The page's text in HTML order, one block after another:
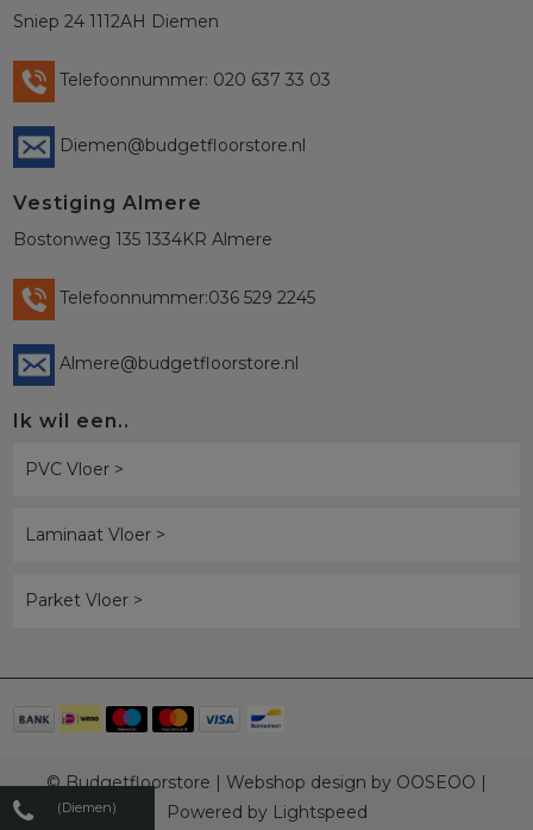
(Diemen)
Sniep 24 1112AH Diemen
Telefoonnummer: 020 637 33 03
Diemen@budgetfloorstore.nl
Vestiging Almere
Bostonweg 135 1334KR Almere
Telefoonnummer:036 529 2245
Almere@budgetfloorstore.nl
Ik wil een..
PVC Vloer >
Laminaat Vloer >
Parket Vloer >
© Budgetfloorstore | Webshop design by OOSEOO |
Powered by Lightspeed